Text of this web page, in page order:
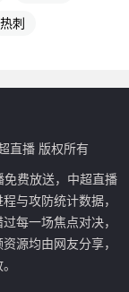
热刺
直播 版权所有
费放送，中超直播
与攻防统计数据，
每一场焦点对决，
源均由网友分享，